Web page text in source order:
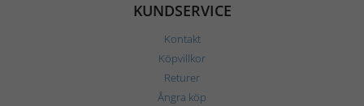
KUNDSERVICE
Kontakt
Köpvillkor
Returer
Ångra köp